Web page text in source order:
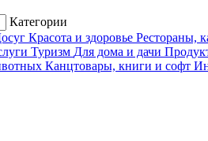
Категории
Красота и здоровье Рестораны,
Туризм Для дома и дачи
Канцтовары, книги и софт